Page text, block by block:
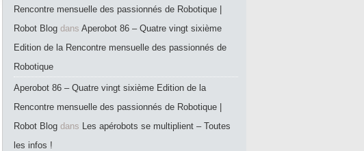
Rencontre mensuelle des passionnés de Robotique |
Robot Blog dans Aperobot 86 – Quatre vingt sixième
Edition de la Rencontre mensuelle des passionnés de
Robotique
Aperobot 86 – Quatre vingt sixième Edition de la
Rencontre mensuelle des passionnés de Robotique |
Robot Blog dans Les apérobots se multiplient – Toutes
les infos !